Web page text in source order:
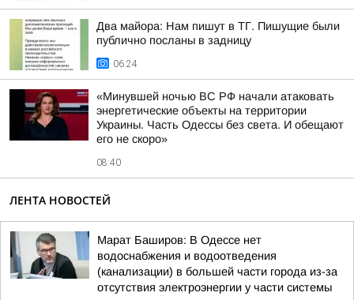
Два майора: Нам пишут в ТГ. Пишущие были
публично посланы в задницу
06:24
«Минувшей ночью ВС РФ начали атаковать
энергетические объекты на территории
Украины. Часть Одессы без света. И обещают
его не скоро»
08:40
ЛЕНТА НОВОСТЕЙ
Марат Баширов: В Одессе нет
водоснабжения и водоотведения
(канализации) в большей части города из-за
отсутствия электроэнергии у части системы